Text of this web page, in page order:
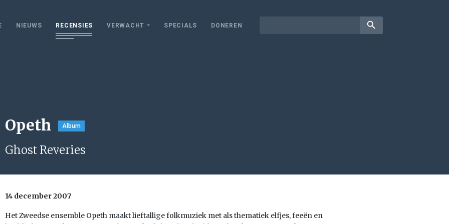
NIEUWS RECENSIES VERWACHT SPECIALS DONEREN search
Opeth Album
Ghost Reveries
14 december 2007
Het Zweedse ensemble Opeth maakt lieftallige folkmuziek met als thematiek elfjes, feeën en